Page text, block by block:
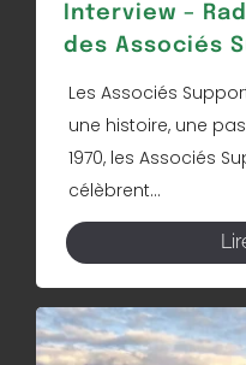
Interview –
des Associés
Les Associés
une histoire, une
1970, les Associés
célèbrent...